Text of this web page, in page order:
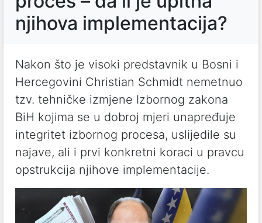
njihova implementacija?
Nakon što je visoki predstavnik u Bosni i
Hercegovini Christian Schmidt nemetnuo
tzv. tehničke izmjene Izbornog zakona
BiH kojima se u dobroj mjeri unapređuje
integritet izbornog procesa, uslijedile su
najave, ali i prvi konkretni koraci u pravcu
opstrukcija njihove implementacije.